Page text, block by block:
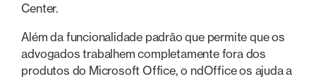
Center.
Além da funcionalidade padrão que permite que os
advogados trabalhem completamente fora dos
produtos do Microsoft Office, o ndOffice os ajuda a